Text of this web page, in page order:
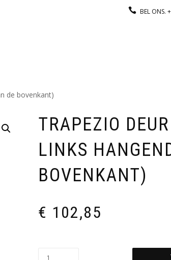
BEL ONS.
de bovenkant)
TRAPEZIO
LINKS
BOVENKANT)
€ 102,85